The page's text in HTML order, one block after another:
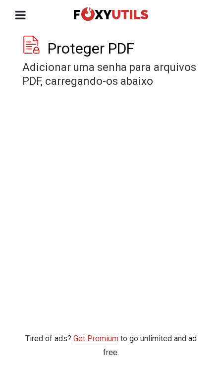
Proteger PDF
Adicionar uma senha para arquivos
PDF, carregando-os abaixo
Tired of ads? Get Premium to go unlimited and ad
free.